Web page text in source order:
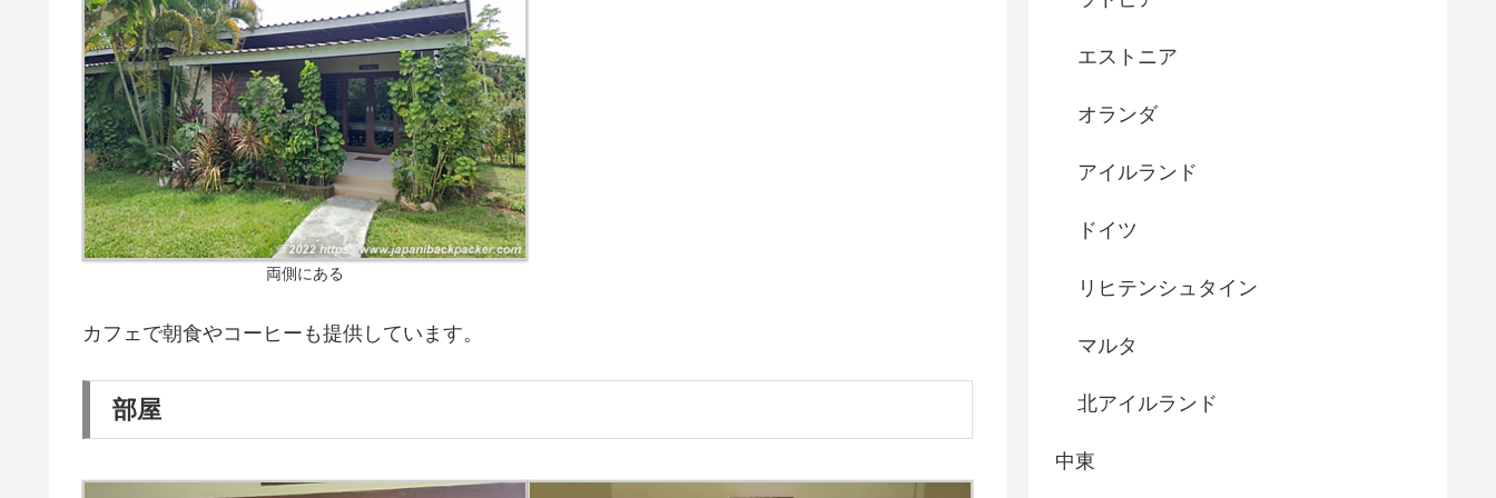
両側にある
カフェで朝食やコーヒーも提供しています。
部屋
エストニア
オランダ
アイルランド
ドイツ
リヒテンシュタイン
マルタ
北アイルランド
中東